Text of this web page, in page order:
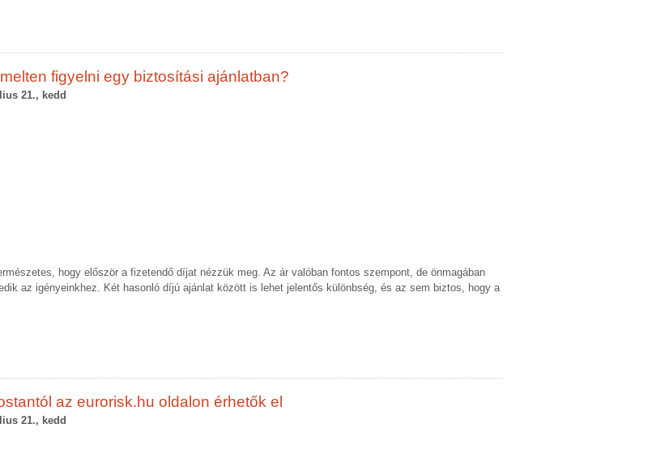
figyelni egy biztosítási ajánlatban?
21., kedd
hogy először a fizetendő díjat nézzük meg. Az ár valóban fontos szempont, de önmagában
az igényeinkhez. Két hasonló díjú ajánlat között is lehet jelentős különbség, és az sem biztos, hogy a
az eurorisk.hu oldalon érhetők el
21., kedd